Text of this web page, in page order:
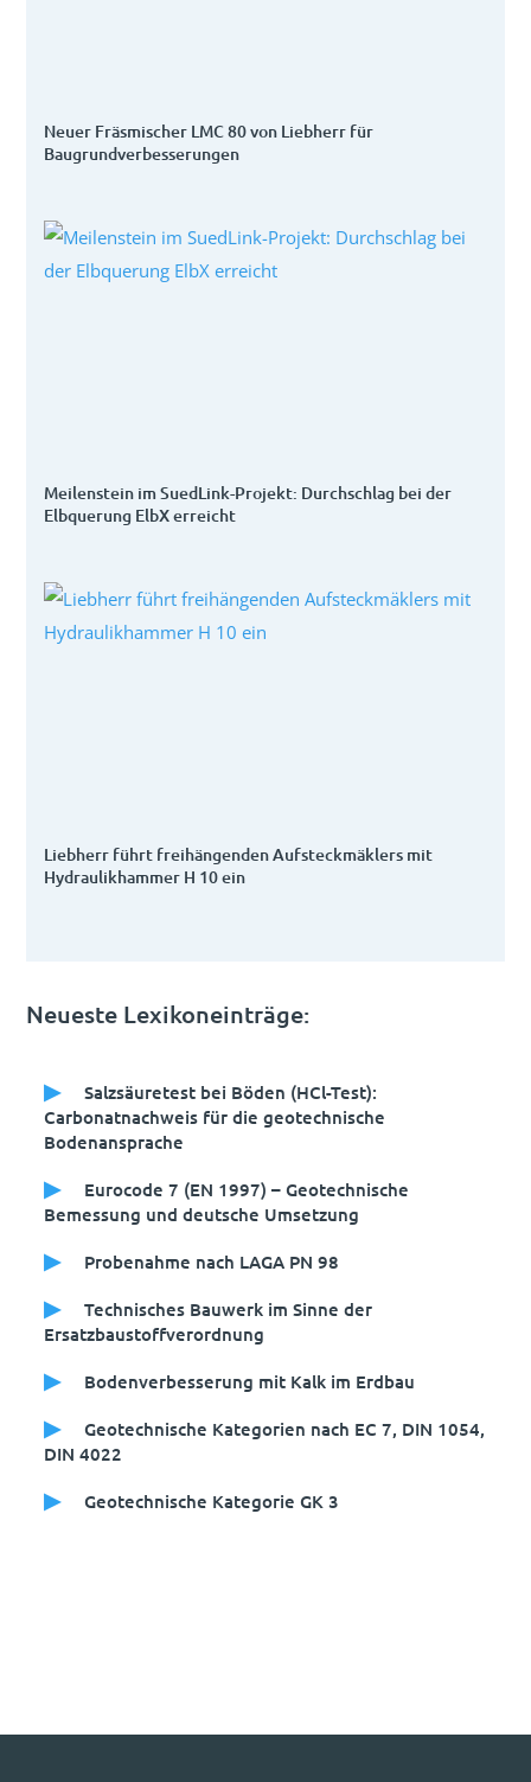
Neuer Fräsmischer LMC 80 von Liebherr für
Baugrundverbesserungen
Meilenstein im SuedLink-Projekt: Durchschlag bei der
Elbquerung ElbX erreicht
Liebherr führt freihängenden Aufsteckmäklers mit
Hydraulikhammer H 10 ein
Neueste Lexikoneinträge:
Salzsäuretest bei Böden (HCl-Test):
Carbonatnachweis für die geotechnische
Bodenansprache
Eurocode 7 (EN 1997) – Geotechnische
Bemessung und deutsche Umsetzung
Probenahme nach LAGA PN 98
Technisches Bauwerk im Sinne der
Ersatzbaustoffverordnung
Bodenverbesserung mit Kalk im Erdbau
Geotechnische Kategorien nach EC 7, DIN 1054,
DIN 4022
Geotechnische Kategorie GK 3